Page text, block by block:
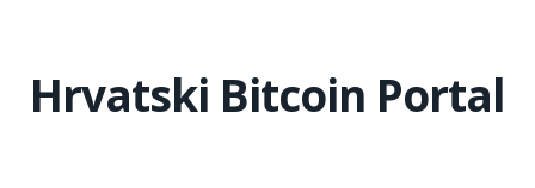
Hrvatski Bitcoin Portal